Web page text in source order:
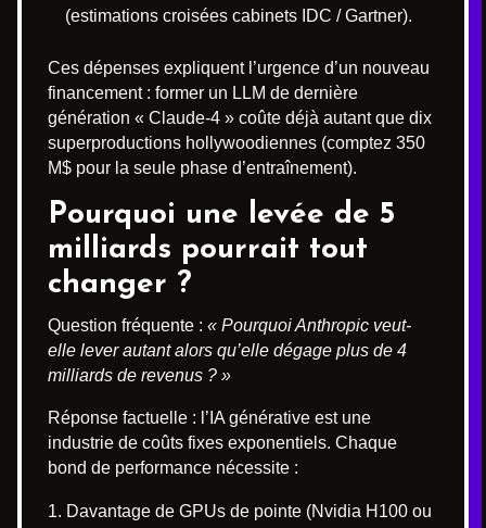
(estimations croisées cabinets IDC / Gartner).
Ces dépenses expliquent l’urgence d’un nouveau
financement : former un LLM de dernière
génération « Claude-4 » coûte déjà autant que dix
superproductions hollywoodiennes (comptez 350
M$ pour la seule phase d’entraînement).
Pourquoi une levée de 5
milliards pourrait tout
changer ?
Question fréquente : « Pourquoi Anthropic veut-
elle lever autant alors qu’elle dégage plus de 4
milliards de revenus ? »
Réponse factuelle : l’IA générative est une
industrie de coûts fixes exponentiels. Chaque
bond de performance nécessite :
Davantage de GPUs de pointe (Nvidia H100 ou